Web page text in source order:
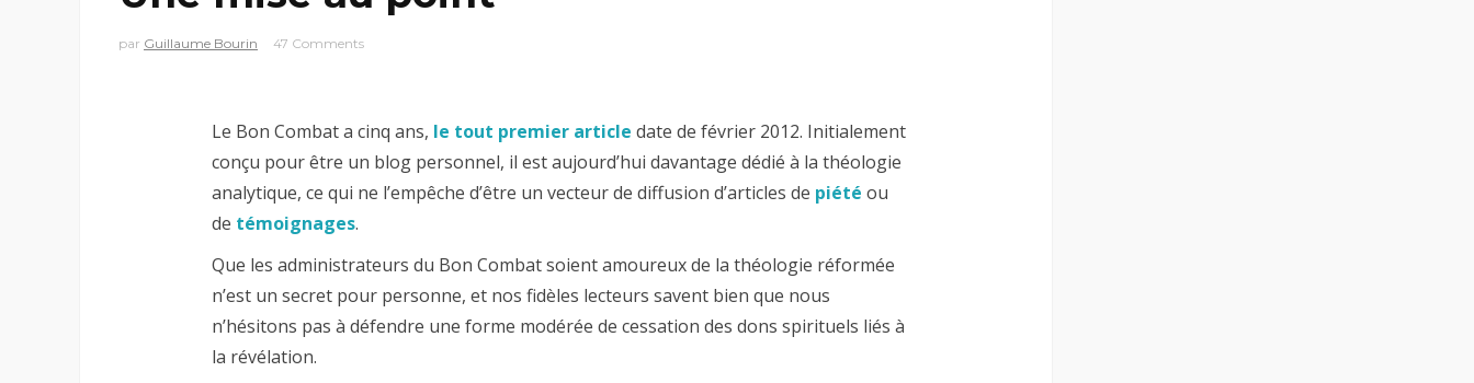
par Guillaume Bourin 47 Comments
Le Bon Combat a cinq ans, le tout premier article date de février 2012. Initialement
conçu pour être un blog personnel, il est aujourd’hui davantage dédié à la théologie
analytique, ce qui ne l’empêche d’être un vecteur de diffusion d’articles de piété ou
de témoignages.
Que les administrateurs du Bon Combat soient amoureux de la théologie réformée
n’est un secret pour personne, et nos fidèles lecteurs savent bien que nous
n’hésitons pas à défendre une forme modérée de cessation des dons spirituels liés à
la révélation.